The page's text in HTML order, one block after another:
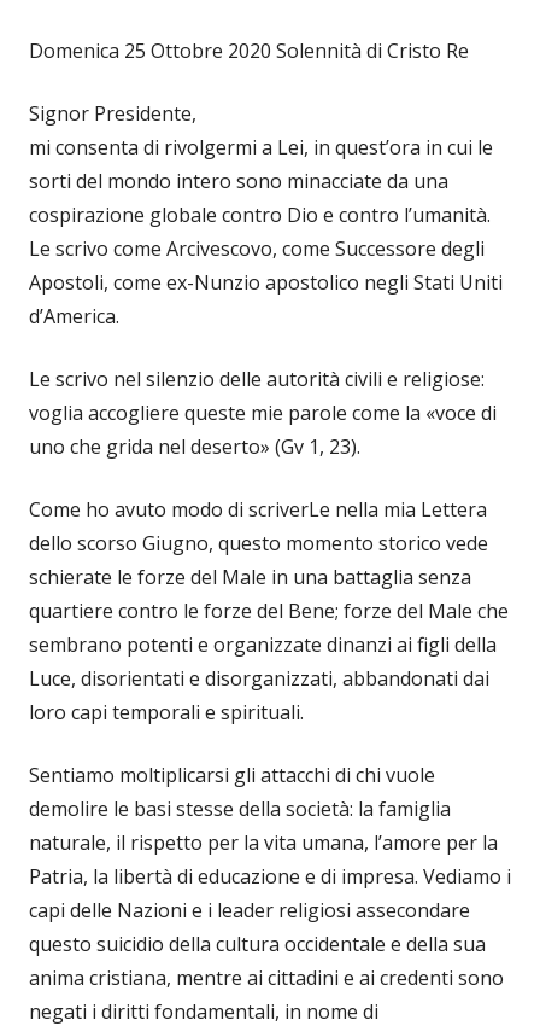
Domenica 25 Ottobre 2020 Solennità di Cristo Re
Signor Presidente,
mi consenta di rivolgermi a Lei, in quest’ora in cui le
sorti del mondo intero sono minacciate da una
cospirazione globale contro Dio e contro l’umanità.
Le scrivo come Arcivescovo, come Successore degli
Apostoli, come ex-Nunzio apostolico negli Stati Uniti
d’America.
Le scrivo nel silenzio delle autorità civili e religiose:
voglia accogliere queste mie parole come la «voce di
uno che grida nel deserto» (Gv 1, 23).
Come ho avuto modo di scriverLe nella mia Lettera
dello scorso Giugno, questo momento storico vede
schierate le forze del Male in una battaglia senza
quartiere contro le forze del Bene; forze del Male che
sembrano potenti e organizzate dinanzi ai figli della
Luce, disorientati e disorganizzati, abbandonati dai
loro capi temporali e spirituali.
Sentiamo moltiplicarsi gli attacchi di chi vuole
demolire le basi stesse della società: la famiglia
naturale, il rispetto per la vita umana, l’amore per la
Patria, la libertà di educazione e di impresa. Vediamo i
capi delle Nazioni e i leader religiosi assecondare
questo suicidio della cultura occidentale e della sua
anima cristiana, mentre ai cittadini e ai credenti sono
negati i diritti fondamentali, in nome di